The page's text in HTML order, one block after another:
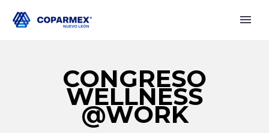
CONGRESO
WELLNESS
@WORK